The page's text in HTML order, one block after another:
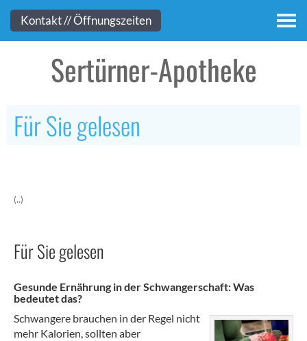
Kontakt
Sertürner-Apotheke
Für Sie gelesen
(..)
Für Sie gelesen
Gesunde Ernährung in der Schwangerschaft: Was
bedeutet das?
Schwangere brauchen in der Regel nicht
mehr Kalorien, sollten aber
Kontakt // Öffnungszeiten